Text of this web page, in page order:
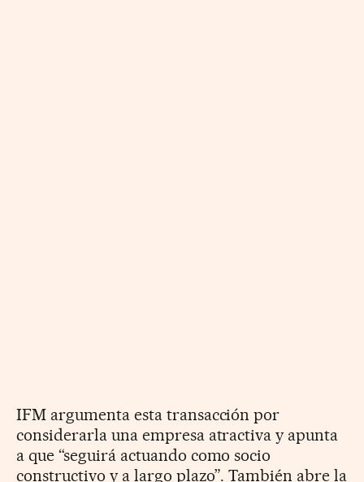
IFM argumenta esta transacción por
considerarla una empresa atractiva y apunta
a que “seguirá actuando como socio
constructivo y a largo plazo”. También abre la